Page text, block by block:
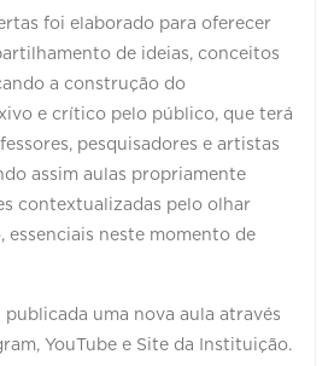
foi elaborado para oferecer
de ideias, conceitos
a construção do
e crítico pelo público, que terá
pesquisadores e artistas
assim aulas propriamente
contextualizadas pelo olhar
essenciais neste momento de
publicada uma nova aula através
YouTube e Site da Instituição.